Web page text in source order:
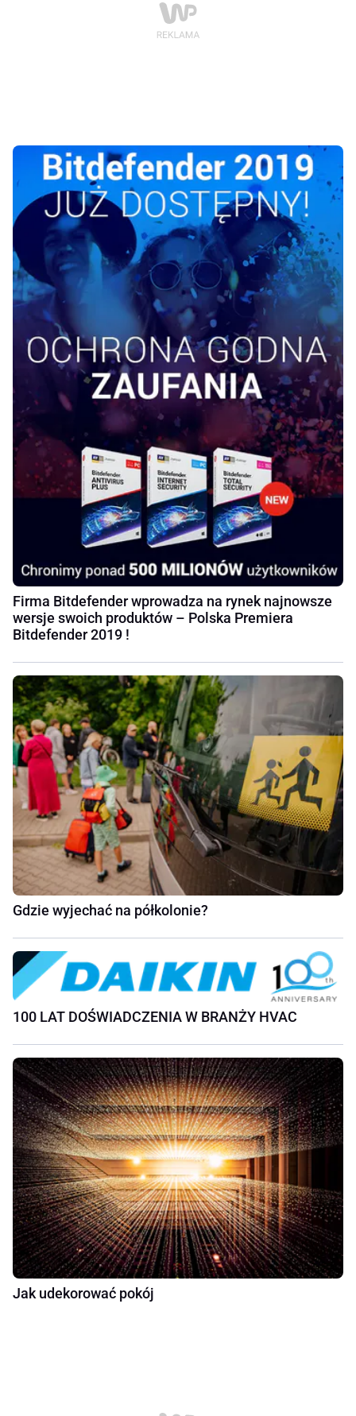
Firma Bitdefender wprowadza na rynek najnowsze
wersje swoich produktów – Polska Premiera
Bitdefender 2019 !
Gdzie wyjechać na półkolonie?
100 LAT DOŚWIADCZENIA W BRANŻY HVAC
Jak udekorować pokój